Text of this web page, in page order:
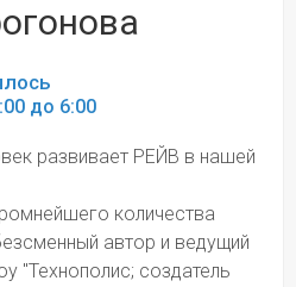
до 6:00
развивает РЕЙВ в нашей
количества
автор и ведущий
"Технополис; создатель